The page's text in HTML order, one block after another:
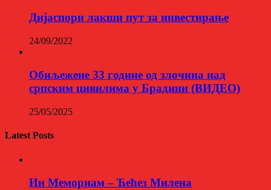
Дијаспори лакши пут за инвестирање
24/09/2022
Обиљежене 33 године од злочина над
српским цивилима у Брадини (ВИДЕО)
25/05/2025
Latest Posts
Ин Мемориам – Ћећез Милена